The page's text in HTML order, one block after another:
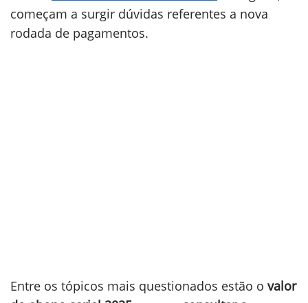
começam a surgir dúvidas referentes a nova
rodada de pagamentos.
Entre os tópicos mais questionados estão o valor